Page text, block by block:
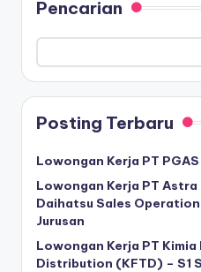
Pencarian
Posting Terbaru
Lowongan Kerja PT
Lowongan Kerja PT
Daihatsu Sales Operation
Jurusan
Lowongan Kerja PT Kimia
Distribution (KFTD) – S1